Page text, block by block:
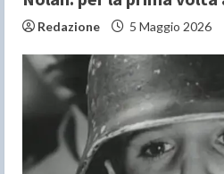
Redazione 5 Maggio 2026